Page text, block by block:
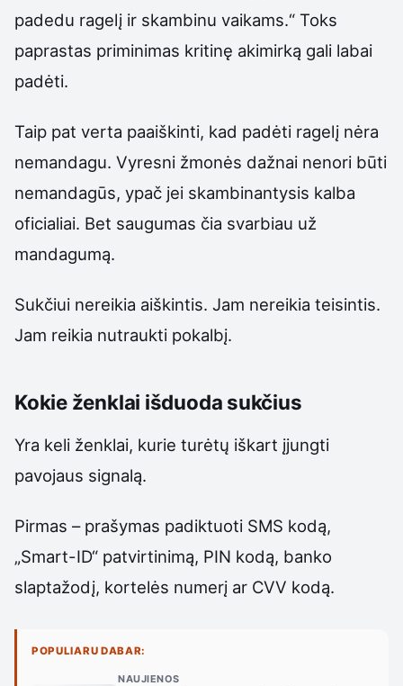
padedu ragelį ir skambinu vaikams.“ Toks
paprastas priminimas kritinę akimirką gali labai
padėti.
Taip pat verta paaiškinti, kad padėti ragelį nėra
nemandagu. Vyresni žmonės dažnai nenori būti
nemandagūs, ypač jei skambinantysis kalba
oficialiai. Bet saugumas čia svarbiau už
mandagumą.
Sukčiui nereikia aiškintis. Jam nereikia teisintis.
Jam reikia nutraukti pokalbį.
Kokie ženklai išduoda sukčius
Yra keli ženklai, kurie turėtų iškart įjungti
pavojaus signalą.
Pirmas – prašymas padiktuoti SMS kodą,
„Smart-ID“ patvirtinimą, PIN kodą, banko
slaptažodį, kortelės numerį ar CVV kodą.
POPULIARU DABAR:
NAUJIENOS